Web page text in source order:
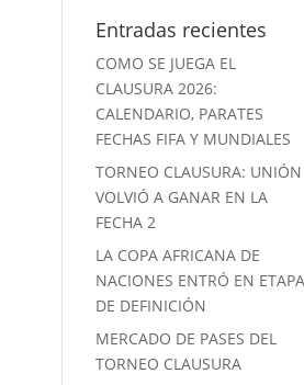
Entradas recientes
COMO SE JUEGA EL
CLAUSURA 2026:
CALENDARIO, PARATES
FECHAS FIFA Y MUNDIALES
TORNEO CLAUSURA: UNIÓN
VOLVIÓ A GANAR EN LA
FECHA 2
LA COPA AFRICANA DE
NACIONES ENTRÓ EN ETAPA
DE DEFINICIÓN
MERCADO DE PASES DEL
TORNEO CLAUSURA